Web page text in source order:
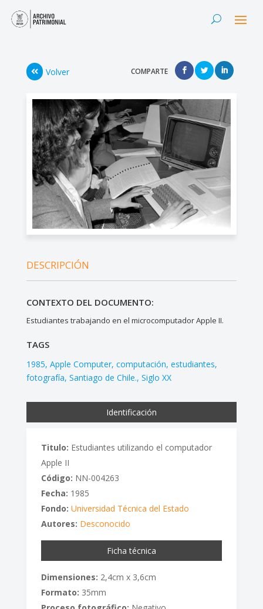
Volver COMPARTE
DESCRIPCIÓN
CONTEXTO DEL DOCUMENTO:
Estudiantes trabajando en el microcomputador Apple II.
TAGS
1985 Apple Computer computación estudiantes
fotografía Santiago de Chile. Siglo XX
Identificación
Titulo: Estudiantes utilizando el computador
Apple II
Código: NN-004263
Fecha: 1985
Fondo: Universidad Técnica del Estado
Autores: Desconocido
Ficha técnica
Dimensiones: 2,4cm x 3,6cm
Formato: 35mm